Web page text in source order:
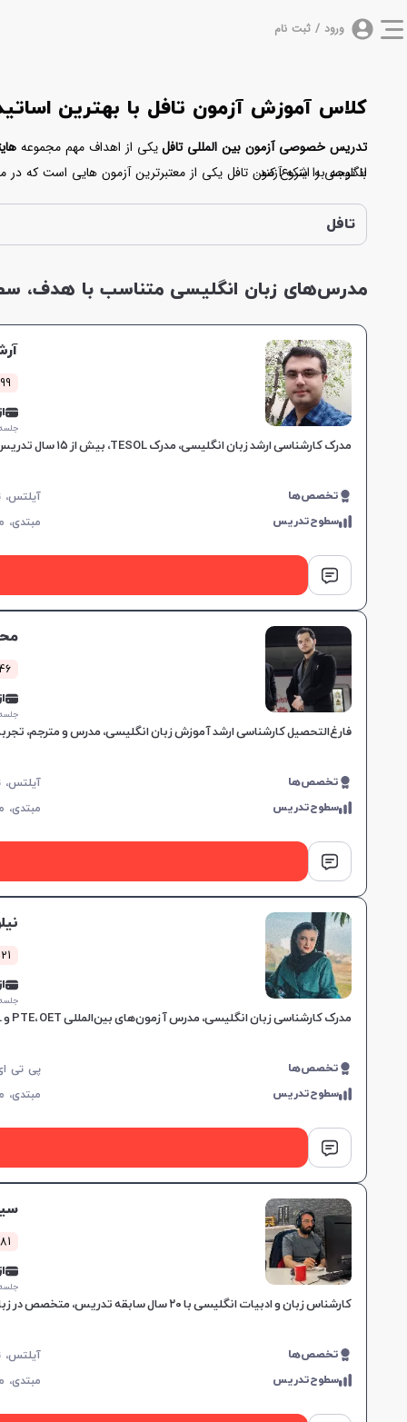
ورود / ثبت نام
کلاس آموزش آزمون تافل با بهترین
تدریس خصوصی آزمون بین المللی تافلیکی از اهداف مهم مجموعه
انگلیسی را شروع کند.
با توجه به اینکه آزمون تافل یکی از معتبرترین آزمون هایی است که
هیچ نگرانی اقدام به رزرو کلاس خصوصی نمایید.
تافل
مدرس‌های زبان انگلیسی متناسب با هدف،
299
از
جلسه ۱
مدرک کارشناسی ارشد زبان انگلیسی، مدرک TESOL، بیش از ۱۵ سال تدریس در موسسات معتبر، مهارت در آمادگی آزمون‌های IELTS و TOEFL، آموزش هدفمند برای نیازهای خاص زبان‌آموزان.
تخصص‌ها
سطوح‌تدریس مبتدی،
1346
از
جلسه ۱
فارغ‌التحصیل کارشناسی ارشد آموزش زبان انگلیسی، مدرس و مترجم،
تخصص‌ها
سطوح‌تدریس مبتدی،
1021
از
جلسه ۱
مدرک کارشناسی زبان انگلیسی، مدرس آزمون‌های بین‌المللی PTE، OET و TOEFL، تجربه تدریس در آموزشگاه‌های معتبر، روش‌های آموزشی اختصاصی بر اساس شخصیت و سلیقه زبان‌آموز.
تخصص‌ها
سطوح‌تدریس مبتدی،
381
از
جلسه ۱
کارشناس زبان و ادبیات انگلیسی با ۲۰ سال سابقه تدریس، متخصص در زبان جنرال و آزمون‌های بین‌المللی مانند IELTS و TOEFL، مناسب برای تمامی سطوح و اهداف آموزشی.
تخصص‌ها
سطوح‌تدریس مبتدی،